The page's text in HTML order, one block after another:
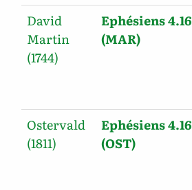
David
Martin
(1744)
Ephésiens 4.16
(MAR)
Ostervald
(1811)
Ephésiens 4.16
(OST)